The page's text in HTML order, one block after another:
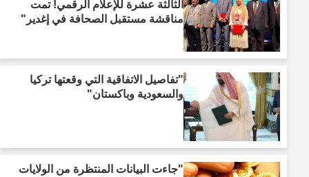
الثالثة عشرة للإعلام الرقمي! تمت
مناقشة مستقبل الصحافة في إغدير"
"تفاصيل الاتفاقية التي وقعتها تركيا
والسعودية وباكستان"
"جاءت البيانات المنتظرة من الولايات